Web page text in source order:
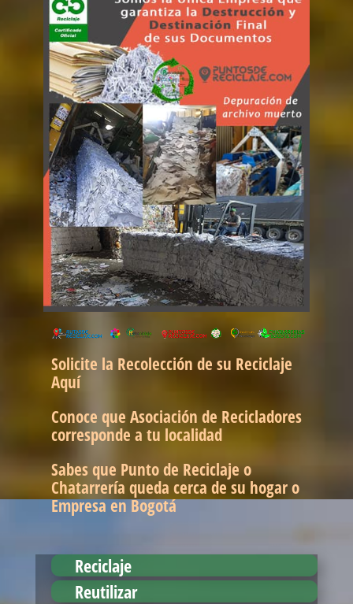
Solicite la Recolección de su Reciclaje
Aquí
Conoce que Asociación de Recicladores
corresponde a tu localidad
Sabes que Punto de Reciclaje o
Chatarrería queda cerca de su hogar o
Empresa en Bogotá
Reciclaje
Reutilizar